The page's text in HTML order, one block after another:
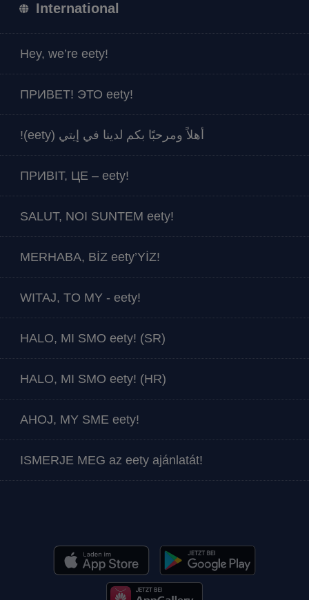
International
Hey, we’re eety!
ПРИВЕТ! ЭТО eety!
أهلاً ومرحبًا بكم لدينا في إيتي (eety)!
ПРИВІТ, ЦЕ – eety!
SALUT, NOI SUNTEM eety!
MERHABA, BİZ eety’YİZ!
WITAJ, TO MY - eety!
HALO, MI SMO eety! (SR)
HALO, MI SMO eety! (HR)
AHOJ, MY SME eety!
ISMERJE MEG az eety ajánlatát!